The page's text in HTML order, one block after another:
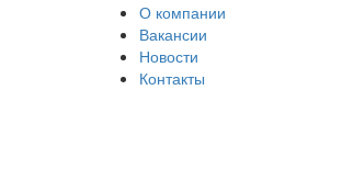
О компании
Вакансии
Новости
Контакты